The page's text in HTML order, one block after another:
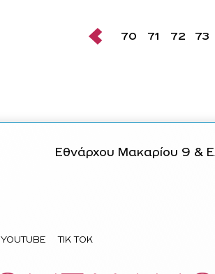
70 71 72 73
Εθνάρχου Μακαρίου 9 &
YOUTUBE TIK TOK